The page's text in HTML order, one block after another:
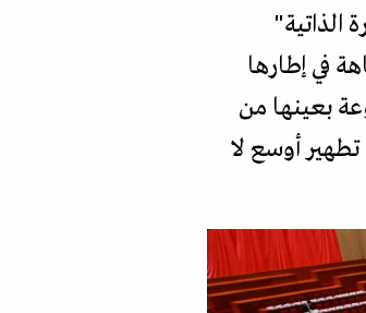
الذاتية"
في إطارها
بعينها من
أوسع لا